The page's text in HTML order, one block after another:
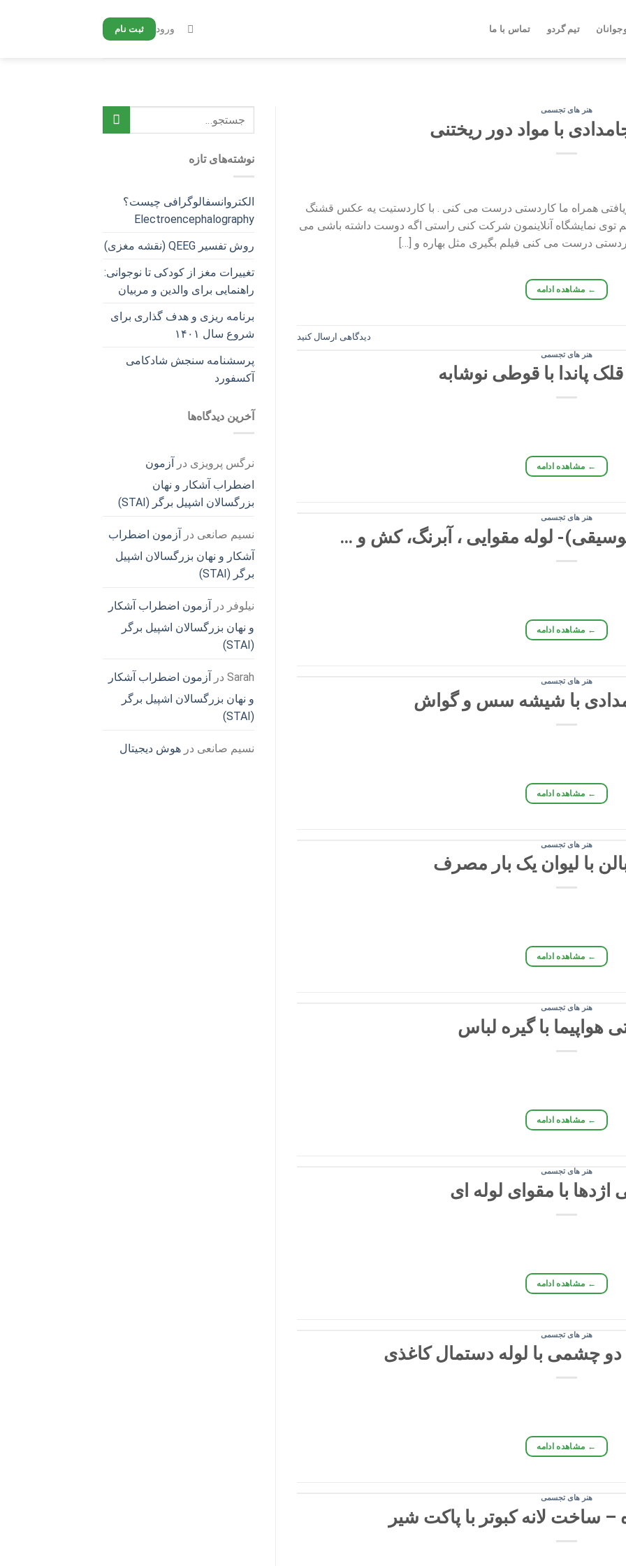
تیم گردو تماس با ما ورود ثبت نام
هنر های تجسمی
با مواد دور ریختنی
همراه ما کاردستی درست می کنی . با کاردستیت یه عکس قشنگ
هم ۵ امتیاز بگیری و هم توی نمایشگاه آنلاینمون شرکت کنی راستی اگه دوست داشته باشی می
درست می کنی فیلم بگیری مثل بهاره و […]
← مشاهده ادامه
دیدگاهی ارسال کنید
هنر های تجسمی
پاندا با قوطی نوشابه
← مشاهده ادامه
هنر های تجسمی
لوله مقوایی ، آبرنگ، کش و …
← مشاهده ادامه
هنر های تجسمی
با شیشه سس و گواش
← مشاهده ادامه
هنر های تجسمی
با لیوان یک بار مصرف
← مشاهده ادامه
هنر های تجسمی
هواپیما با گیره لباس
← مشاهده ادامه
هنر های تجسمی
اژدها با مقوای لوله ای
← مشاهده ادامه
هنر های تجسمی
چشمی با لوله دستمال کاغذی
← مشاهده ادامه
هنر های تجسمی
– ساخت لانه کبوتر با پاکت شیر
نوشته‌های تازه
الکتروانسفالوگرافی چیست؟
Electroencephalography
روش تفسیر QEEG (نقشه مغزی)
تغییرات مغز از کودکی تا نوجوانی:
راهنمایی برای والدین و مربیان
برنامه ریزی و هدف گذاری برای
شروع سال ۱۴۰۱
پرسشنامه سنجش شادکامی
آکسفورد
آخرین دیدگاه‌ها
نرگس پرویزی در
آزمون
اضطراب آشکار و نهان
بزرگسالان اشپیل برگر (STAI)
نسیم صانعی در
آزمون اضطراب
آشکار و نهان بزرگسالان اشپیل
برگر (STAI)
نیلوفر در
آزمون اضطراب آشکار
و نهان بزرگسالان اشپیل برگر
(STAI)
Sarah در
آزمون اضطراب آشکار
و نهان بزرگسالان اشپیل برگر
(STAI)
نسیم صانعی درهوش دیجیتال